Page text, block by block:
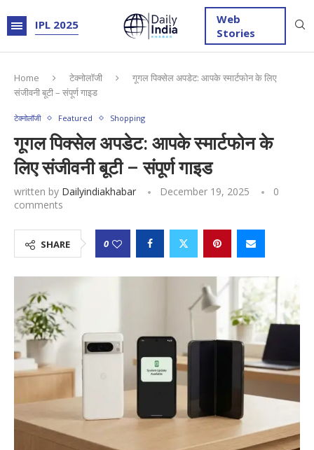
IPL 2025
Web
Stories
Home टेक्नोलॉजी
गूगल पिक्सेल अपडेट: आपके स्मार्टफोन के लिए
संजीवनी बूटी – संपूर्ण गाइड
टेक्नोलॉजी Featured Shopping
गूगल पिक्सेल अपडेट: आपके स्मार्टफोन के
लिए संजीवनी बूटी – संपूर्ण गाइड
written by Dailyindiakhabar December 19, 2025
0
comments
SHARE 0